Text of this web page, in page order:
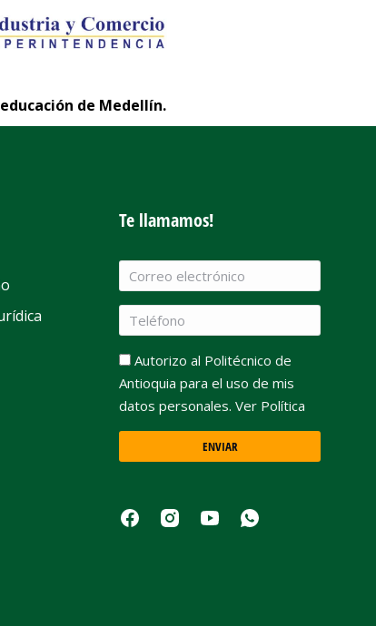
de Medellín.
Te llamamos!
Autorizo al Politécnico de
Antioquia para el uso de mis
datos personales. Ver Política
ENVIAR